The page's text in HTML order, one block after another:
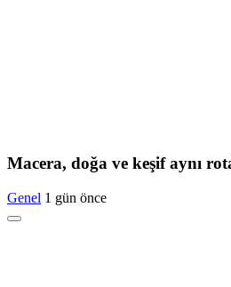
Macera, doğa ve keşif aynı
Genel 1 gün önce